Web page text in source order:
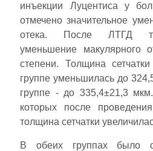
инъекции Луцентиса у
отмечено значительное
отека. После ЛТГД
уменьшение макулярного
степени. Толщина
группе уменьшилась до
группе - до 335,4±21,3
которых после
толщина сетчатки
В обеих группах было